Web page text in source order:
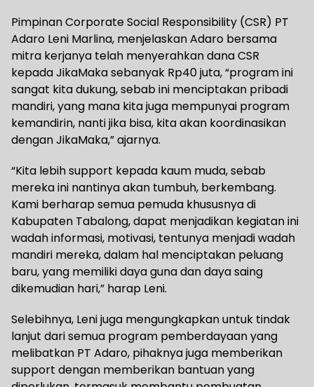
Pimpinan Corporate Social Responsibility (CSR) PT
Adaro Leni Marlina, menjelaskan Adaro bersama
mitra kerjanya telah menyerahkan dana CSR
kepada JikaMaka sebanyak Rp40 juta, “program ini
sangat kita dukung, sebab ini menciptakan pribadi
mandiri, yang mana kita juga mempunyai program
kemandirin, nanti jika bisa, kita akan koordinasikan
dengan JikaMaka,” ajarnya.
“Kita lebih support kepada kaum muda, sebab
mereka ini nantinya akan tumbuh, berkembang.
Kami berharap semua pemuda khususnya di
Kabupaten Tabalong, dapat menjadikan kegiatan ini
wadah informasi, motivasi, tentunya menjadi wadah
mandiri mereka, dalam hal menciptakan peluang
baru, yang memiliki daya guna dan daya saing
dikemudian hari,” harap Leni.
Selebihnya, Leni juga mengungkapkan untuk tindak
lanjut dari semua program pemberdayaan yang
melibatkan PT Adaro, pihaknya juga memberikan
support dengan memberikan bantuan yang